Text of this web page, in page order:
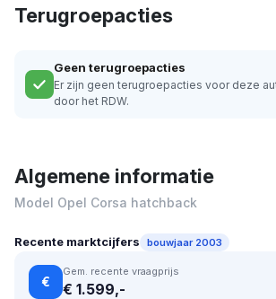
Terugroepacties
Geen terugroepacties
Er zijn geen terugroepacties voor deze
door het RDW.
Algemene informatie
Model Opel Corsa hatchback
Recente marktcijfers bouwjaar 2003
€
Gem. recente vraagprijs
€ 1.599,-